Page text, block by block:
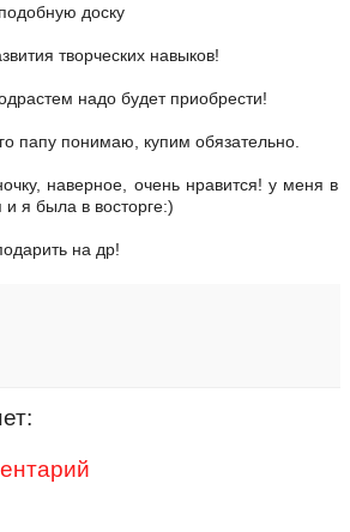
доску
творческих навыков!
надо будет приобрести!
папу понимаю, купим обязательно.
наверное, очень нравится! у меня в
я была в восторге:)
на др!